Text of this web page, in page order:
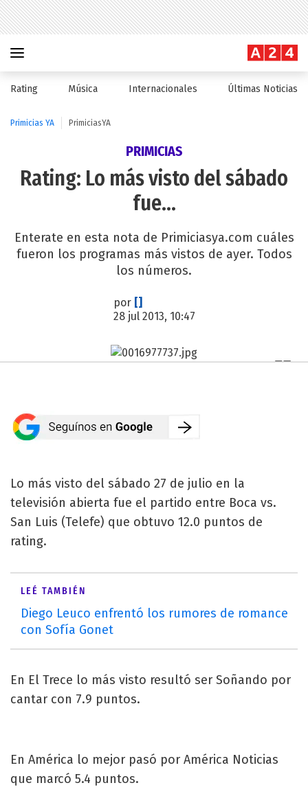
Rating Música Internacionales Últimas Noticias
Primicias YA PrimiciasYA
PRIMICIAS
Rating: Lo más visto del sábado
fue...
Enterate en esta nota de Primiciasya.com cuáles
fueron los programas más vistos de ayer. Todos
los números.
por []
28 jul 2013, 10:47
Lo más visto del sábado 27 de julio en la
televisión abierta fue el partido entre Boca vs.
San Luis (Telefe) que obtuvo 12.0 puntos de
rating.
LEÉ TAMBIÉN
Diego Leuco enfrentó los rumores de romance
con Sofía Gonet
En El Trece lo más visto resultó ser Soñando por
cantar con 7.9 puntos.
En América lo mejor pasó por América Noticias
que marcó 5.4 puntos.